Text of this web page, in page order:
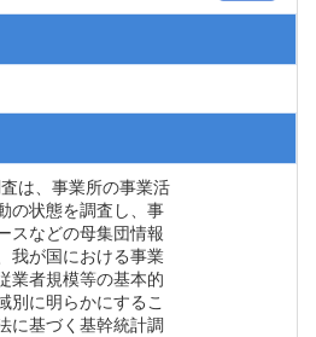
は、事業所の事業活
の状態を調査し、事
スなどの母集団情報
我が国における事業
業者規模等の基本的
別に明らかにするこ
に基づく基幹統計調